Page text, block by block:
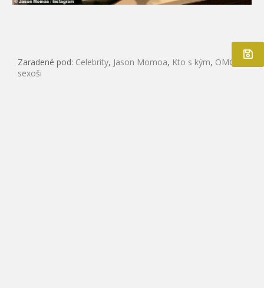
Zaradené pod: Celebrity, Jason Momoa, Kto s kým, OMG!
sexoši